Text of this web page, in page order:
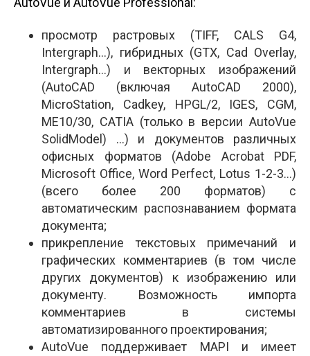
просмотр растровых (TIFF, CALS G4,
Intergraph…), гибридных (GTX, Cad Overlay,
Intergraph…) и векторных изображений
(AutoCAD (включая AutoCAD 2000),
MicroStation, Cadkey, HPGL/2, IGES, CGM,
ME10/30, CATIA (только в версии AutoVue
SolidModel) …) и документов различных
офисных форматов (Adobe Acrobat PDF,
Microsoft Office, Word Perfect, Lotus 1-2-3…)
(всего более 200 форматов) с
автоматическим распознаванием формата
документа;
прикрепление текстовых примечаний и
графических комментариев (в том числе
других документов) к изображению или
документу. Возможность импорта
комментариев в системы
автоматизированного проектирования;
AutoVue поддерживает MAPI и имеет